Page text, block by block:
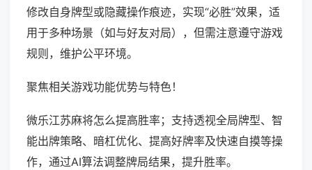
修改自身牌型或隐藏操作痕迹，实现“必胜”效果，适
用于多种场景（如与好友对局），但需注意遵守游戏
规则，维护公平环境。
聚焦相关游戏功能优势与特色！
微乐江苏麻将怎么提高胜率；支持透视全局牌型、智
能出牌策略、暗杠优化、提高好牌率及快速自摸等操
作，通过AI算法调整牌局结果，提升胜率。